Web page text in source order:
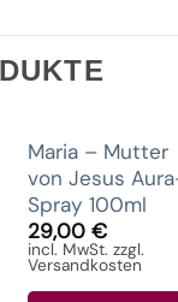
Maria – Mutter
von Jesus
Spray 100ml
29,00€
incl. MwSt. zzgl.
Versandkosten